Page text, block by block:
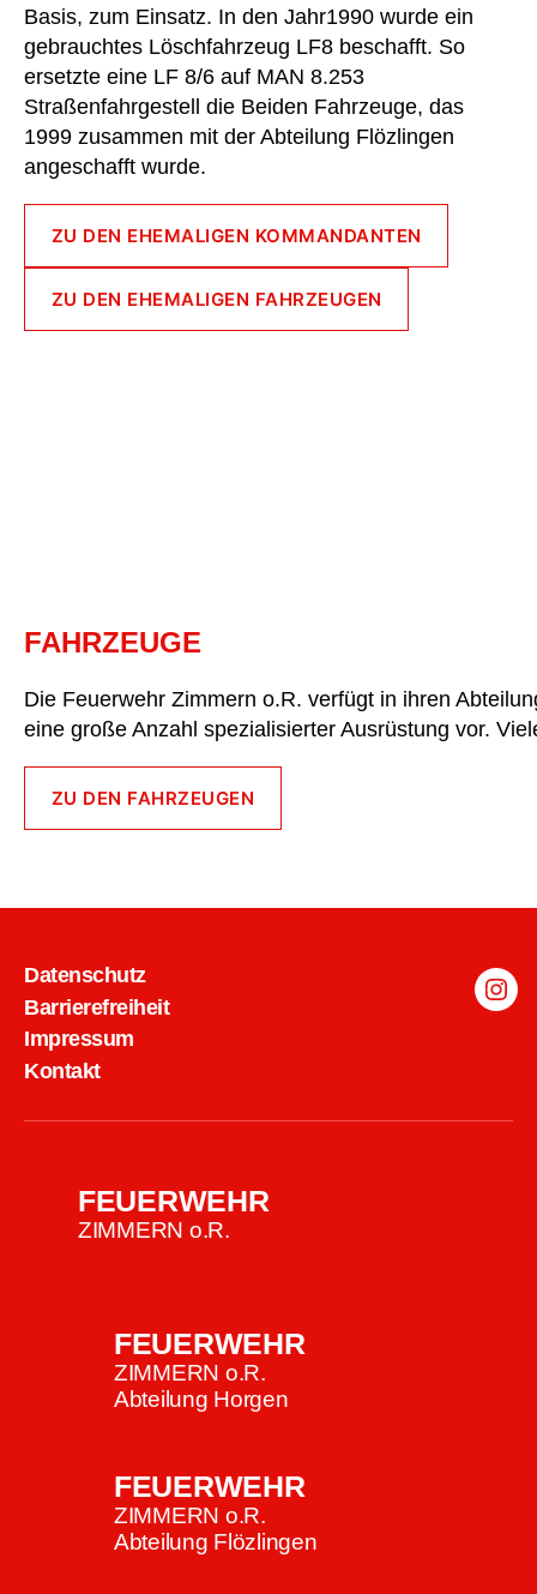
Basis, zum Einsatz. In den Jahr1990 wurde ein
gebrauchtes Löschfahrzeug LF8 beschafft. So
ersetzte eine LF 8/6 auf MAN 8.253
Straßenfahrgestell die Beiden Fahrzeuge, das
1999 zusammen mit der Abteilung Flözlingen
angeschafft wurde.
ZU DEN EHEMALIGEN KOMMANDANTEN
ZU DEN EHEMALIGEN FAHRZEUGEN
FAHRZEUGE
Die Feuerwehr Zimmern o.R. verfügt in ihren
eine große Anzahl spezialisierter Ausrüstung vor.
ZU DEN FAHRZEUGEN
Datenschutz
Barrierefreiheit
Impressum
Kontakt
FEUERWEHR
ZIMMERN o.R.
FEUERWEHR
ZIMMERN o.R.
Abteilung Horgen
FEUERWEHR
ZIMMERN o.R.
Abteilung Flözlingen